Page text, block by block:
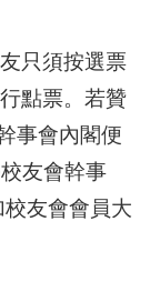
只須按選票
點票。若贊
事會內閣便
友會幹事
友會會員大